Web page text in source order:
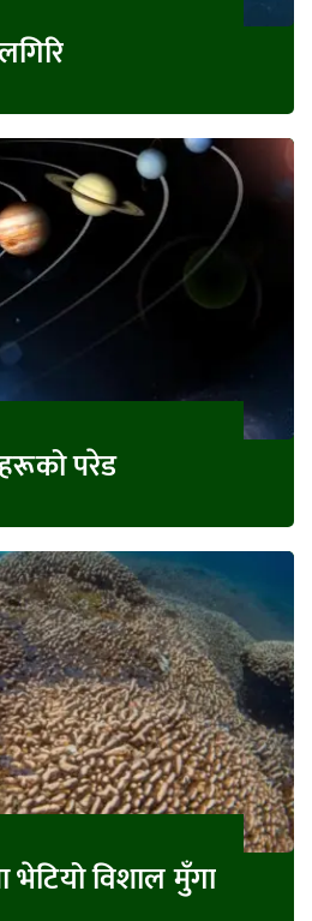
परेड
भेटियो विशाल मुँगा